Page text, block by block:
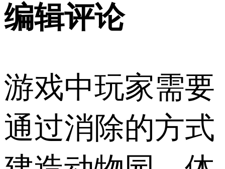
编辑评论
游戏中玩家需要
通过消除的方式